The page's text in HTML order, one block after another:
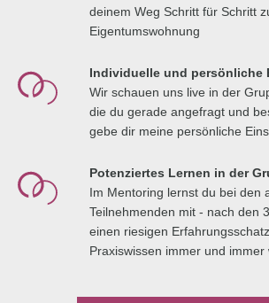
deinem Weg Schritt für Schritt
Eigentumswohnung
Individuelle und persönliche
Wir schauen uns live in der
die du gerade angefragt und
gebe dir meine persönliche
Potenziertes Lernen in der
Im Mentoring lernst du bei den
Teilnehmenden mit - nach den
einen riesigen
Praxiswissen immer und immer